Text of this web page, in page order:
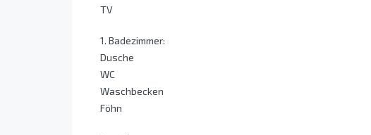
TV
1. Badezimmer:
Dusche
WC
Waschbecken
Föhn